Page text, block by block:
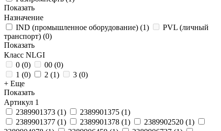
Показать
Назначение
IND (промышленное оборудование) (1)
PVL (личный
транспорт) (0)
Показать
Класс NLGI
0 (0) 00 (0)
1 (0) 2 (1) 3 (0)
+ Еще
Показать
Артикул 1
2389901373 (1) 2389901375 (1)
2389901377 (1) 2389901378 (1) 2389902520 (1)